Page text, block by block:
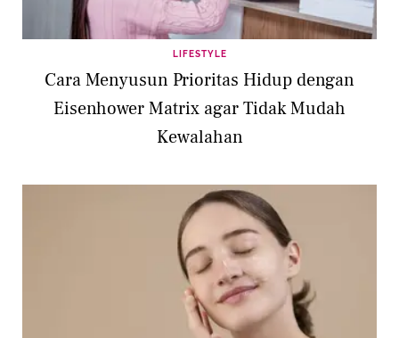
LIFESTYLE
Cara Menyusun Prioritas Hidup dengan
Eisenhower Matrix agar Tidak Mudah
Kewalahan